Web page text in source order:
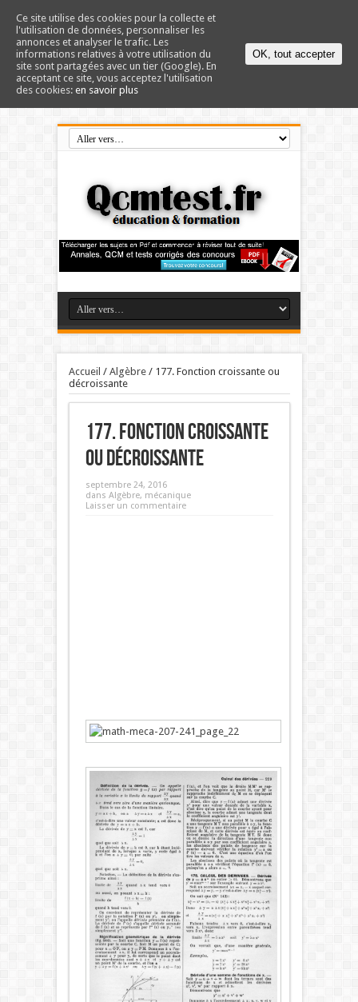
Accueil / Algèbre/ 177. Fonction croissante ou
décroissante
177. Fonction croissante
ou décroissante
septembre 24, 2016
dans Algèbre, mécanique
Laisser un commentaire
Ce site utilise des cookies pour la collecte et
l'utilisation de données, personnaliser les
annonces et analyser le trafic. Les
informations relatives à votre utilisation du
site sont partagées avec un tier (Google). En
acceptant ce site, vous acceptez l'utilisation
des cookies: en savoir plus
OK, tout accepter